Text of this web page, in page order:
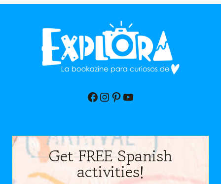
Facebook
Instagram
Pinterest
YouTube
Get FREE Spanish
activities!